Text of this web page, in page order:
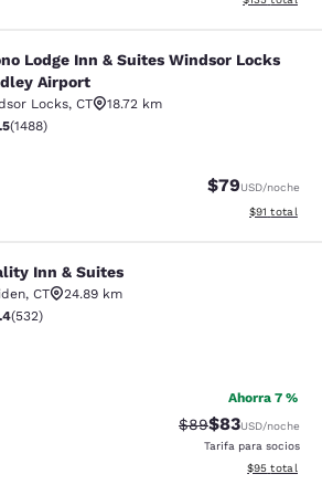
Inn & Suites Windsor
Lodge Inn & Suites Windsor Locks
Airport
Locks, CT
18.72 km
de 3.55 estrellas. Bueno. 1488 reseñas
(1488)
$79USD/noche
Ver detalles
$91 total
Suites
Inn & Suites
, CT
24.89 km
de 3.38 estrellas. Bueno. 532 reseñas
(532)
Ahorra 7 %
Precio tachado:
$89Precio con
$83USD/noche
Tarifa para socios
Ver detalles
$95 total